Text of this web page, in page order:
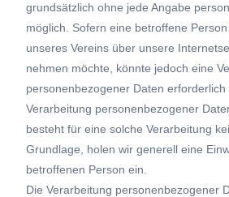
grundsätzlich ohne jede Angabe
möglich. Sofern eine betroffene
unseres Vereins über unsere
nehmen möchte, könnte jedoch eine
personenbezogener Daten erforderlich
Verarbeitung personenbezogener
besteht für eine solche Verarbeitung
Grundlage, holen wir generell eine
betroffenen Person ein.
Die Verarbeitung personenbezogener